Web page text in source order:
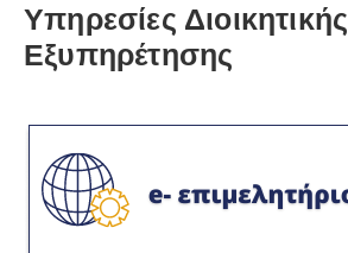
Υπηρεσίες Διοικητικής
Εξυπηρέτησης